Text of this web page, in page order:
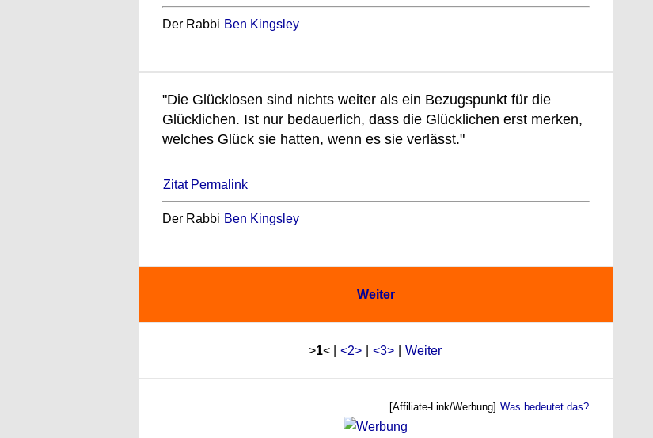
Der Rabbi Ben Kingsley
"Die Glücklosen sind nichts weiter als ein Bezugspunkt für die
Glücklichen. Ist nur bedauerlich, dass die Glücklichen erst merken,
welches Glück sie hatten, wenn es sie verlässt."
Zitat Permalink
Der Rabbi Ben Kingsley
Weiter
>1< | <2> <3> Weiter
[Affiliate-Link/Werbung] Was bedeutet das?